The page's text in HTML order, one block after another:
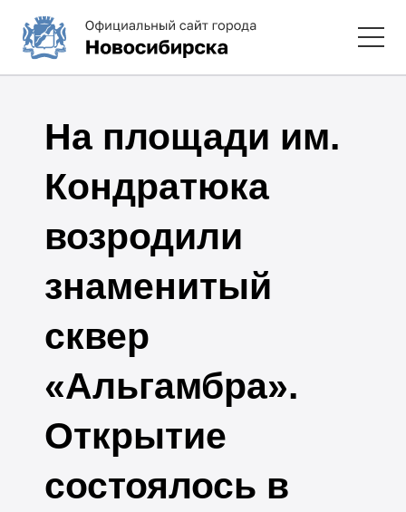
На площади им.
Кондратюка
возродили
знаменитый
сквер
«Альгамбра».
Открытие
состоялось в